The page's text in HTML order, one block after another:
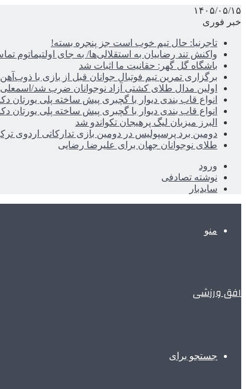
۱۴۰۵/۰۵/۱۵
خبر فوری
تاجرنیا: حال تیم خوب است جز پنجره بسته!
واکنش تند رضاییان به استقلالی‌ها/ به جای اولتیماتوم
باشگاه گل گهر: حقانیت ما اثبات شد
برگزاری تمرین تیم فوتبال جوانان قبل از بازی با ذوب‌آهن
اولین مدال طلای کشتی آزاد نوجوانان ضرب شد/
انواع قاب بندی دیوار با گچبری پیش ساخته پلی
انواع قاب بندی دیوار با گچبری پیش ساخته پلی
البرز میزبان لیگ پرهیجان تکواندو شد
دومین برد پرسپولیس در دومین بازی تدارکاتی اردوی
طلای نوجوانان جهان برای علیرضا رضایی
ورود
نوشته تصادفی
سایدبار
منو
افق ورزشی
جستجو برای